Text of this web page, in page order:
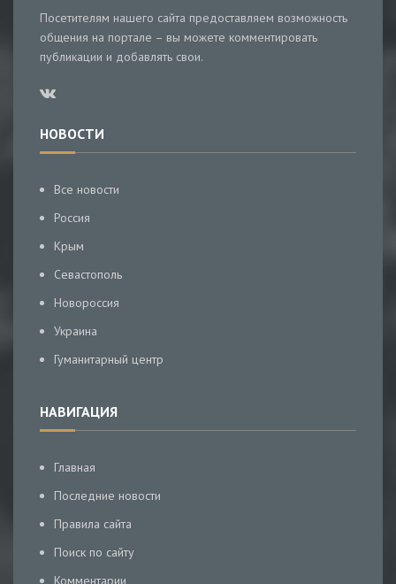
Посетителям нашего сайта предоставляем возможность
общения на портале – вы можете комментировать
публикации и добавлять свои.
НОВОСТИ
Все новости
Россия
Крым
Севастополь
Новороссия
Украина
Гуманитарный центр
НАВИГАЦИЯ
Главная
Последние новости
Правила сайта
Поиск по сайту
Комментарии